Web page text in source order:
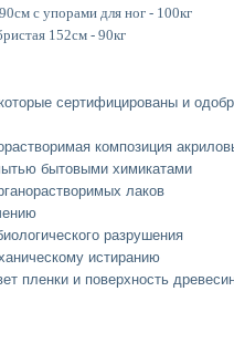
с упорами для ног - 100кг
152см - 90кг
сертифицированы и
композиция
бытовыми химикатами
лаков
разрушения
истиранию
пленки и поверхность